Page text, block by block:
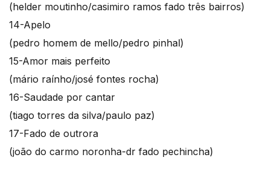
(helder moutinho/casimiro ramos fado três bairros)
14-Apelo
(pedro homem de mello/pedro pinhal)
15-Amor mais perfeito
(mário raínho/josé fontes rocha)
16-Saudade por cantar
(tiago torres da silva/paulo paz)
17-Fado de outrora
(joão do carmo noronha-dr fado pechincha)